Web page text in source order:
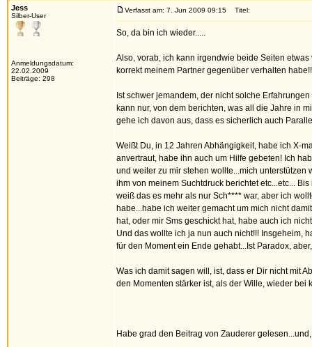
Jess
Silber-User
Anmeldungsdatum:
22.02.2009
Beiträge: 298
Verfasst am: 7. Jun 2009 09:15 Titel:
So, da bin ich wieder.....
Also, vorab, ich kann irgendwie beide Seiten
korrekt meinem Partner gegenüber verhalten
Ist schwer jemandem, der nicht solche
kann nur, von dem berichten, was all die Jahre in
gehe ich davon aus, dass es sicherlich auch
Weißt Du, in 12 Jahren Abhängigkeit, habe ich X-
anvertraut, habe ihn auch um Hilfe gebeten! Ich
und weiter zu mir stehen wollte...mich
ihm von meinem Suchtdruck berichtet etc...etc...
weiß das es mehr als nur Sch**** war, aber ich
habe...habe ich weiter gemacht um mich nicht
hat, oder mir Sms geschickt hat, habe auch ich
Und das wollte ich ja nun auch nicht!!! Insgeheim,
für den Moment ein Ende gehabt...Ist Paradox,
Was ich damit sagen will, ist, dass er Dir nicht mit
den Momenten stärker ist, als der Wille, wieder bei
Habe grad den Beitrag von Zauderer gelesen...und,